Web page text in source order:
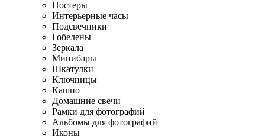
Постеры
Интерьерные часы
Подсвечники
Гобелены
Зеркала
Минибары
Шкатулки
Ключницы
Кашпо
Домашние свечи
Рамки для фотографий
Альбомы для фотографий
Иконы